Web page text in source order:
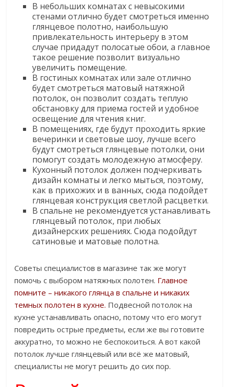
В небольших комнатах с невысокими
стенами отлично будет смотреться именно
глянцевое полотно, наибольшую
привлекательность интерьеру в этом
случае придадут полосатые обои, а главное
такое решение позволит визуально
увеличить помещение.
В гостиных комнатах или зале отлично
будет смотреться матовый натяжной
потолок, он позволит создать теплую
обстановку для приема гостей и удобное
освещение для чтения книг.
В помещениях, где будут проходить яркие
вечеринки и световые шоу, лучше всего
будут смотреться глянцевые потолки, они
помогут создать молодежную атмосферу.
Кухонный потолок должен подчеркивать
дизайн комнаты и легко мыться, поэтому,
как в прихожих и в ванных, сюда подойдет
глянцевая конструкция светлой расцветки.
В спальне не рекомендуется устанавливать
глянцевый потолок, при любых
дизайнерских решениях. Сюда подойдут
сатиновые и матовые полотна.
Советы специалистов в магазине так же могут
помочь с выбором натяжных полотен. Главное
помните – никакого глянца в спальне и никаких
темных полотен в кухне. Подвесной потолок на
кухне устанавливать опасно, потому что его могут
повредить острые предметы, если же вы готовите
аккуратно, то можно не беспокоиться. А вот какой
потолок лучше глянцевый или всё же матовый,
специалисты не могут решить до сих пор.